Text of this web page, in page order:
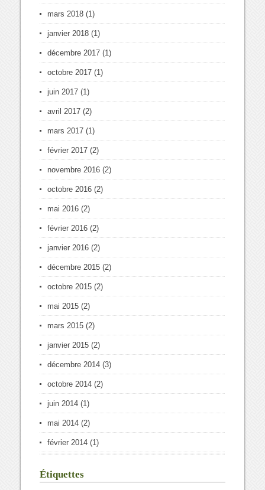
mars 2018 (1)
janvier 2018 (1)
décembre 2017 (1)
octobre 2017 (1)
juin 2017 (1)
avril 2017 (2)
mars 2017 (1)
février 2017 (2)
novembre 2016 (2)
octobre 2016 (2)
mai 2016 (2)
février 2016 (2)
janvier 2016 (2)
décembre 2015 (2)
octobre 2015 (2)
mai 2015 (2)
mars 2015 (2)
janvier 2015 (2)
décembre 2014 (3)
octobre 2014 (2)
juin 2014 (1)
mai 2014 (2)
février 2014 (1)
Étiquettes